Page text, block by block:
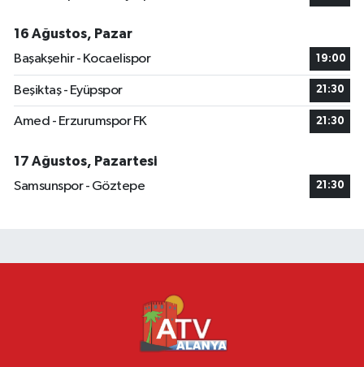
16 Ağustos, Pazar
Başakşehir - Kocaelispor
19:00
Beşiktaş - Eyüpspor 21:30
Amed - Erzurumspor FK 21:30
17 Ağustos, Pazartesi
Samsunspor - Göztepe
21:30